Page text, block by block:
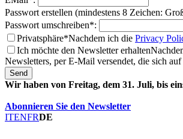
Passwort erstellen (mindestens 8 Zeichen:
Passwort umschreiben*:
Privatsphäre*Nachdem ich die Privacy
Ich möchte den Newsletter erhalten
Newsletters, per E-Mail versendet, die sich
Send
Wir haben von Freitag, dem 31. Juli, bis
Abonnieren Sie den Newsletter
ITENFRDE